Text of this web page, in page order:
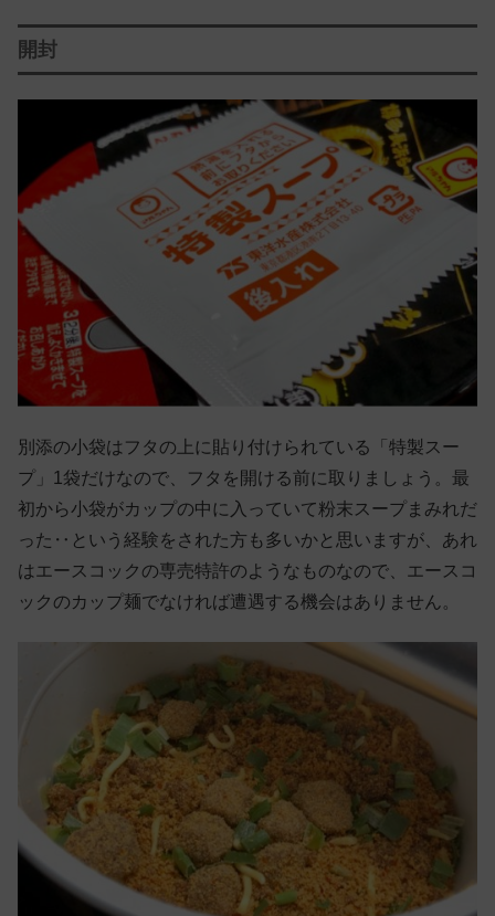
開封
別添の小袋はフタの上に貼り付けられている「特製スー
プ」1袋だけなので、フタを開ける前に取りましょう。最
初から小袋がカップの中に入っていて粉末スープまみれだ
った‥という経験をされた方も多いかと思いますが、あれ
はエースコックの専売特許のようなものなので、エースコ
ックのカップ麺でなければ遭遇する機会はありません。